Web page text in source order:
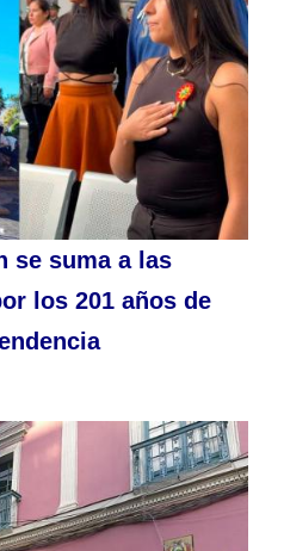
se suma a las
los 201 años de